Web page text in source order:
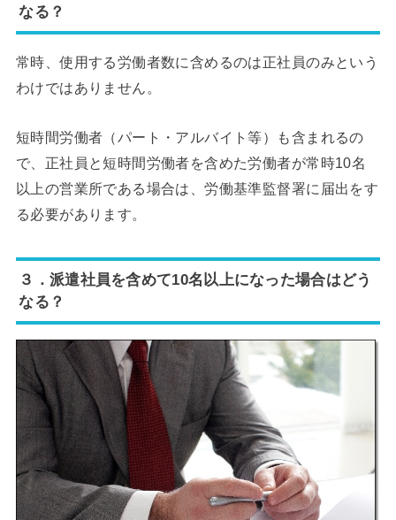
なる？
常時、使用する労働者数に含めるのは正社員のみという
わけではありません。
短時間労働者（パート・アルバイト等）も含まれるの
で、正社員と短時間労働者を含めた労働者が常時10名
以上の営業所である場合は、労働基準監督署に届出をす
る必要があります。
３．派遣社員を含めて10名以上になった場合はどう
なる？